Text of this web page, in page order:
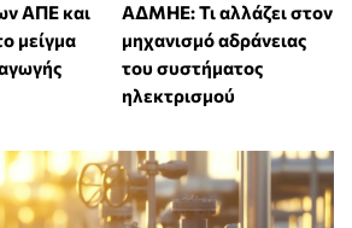
ΑΠΕ και
μείγμα
ΑΔΜΗΕ: Τι αλλάζει στον
μηχανισμό αδράνειας
του συστήματος
ηλεκτρισμού